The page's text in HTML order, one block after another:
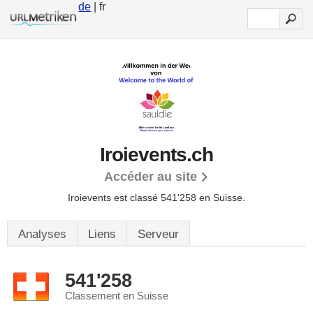
de | fr
Iroievents.ch
Accéder au site
Iroievents est classé 541'258 en Suisse.
Analyses Liens Serveur
541'258
Classement en Suisse